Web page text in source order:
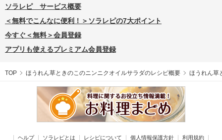
ソラレピ サービス概要
＜無料でこんなに便利！＞ソラレピの7大ポイント
今すぐ＜無料＞会員登録
アプリも使えるプレミアム会員登録
TOP ほうれん草ときのこのニンニクオイルサラダのレシピ概要 ほうれん草
ヘルプ ソラレピとは レシピについて 個人情報保護方針 利用規約